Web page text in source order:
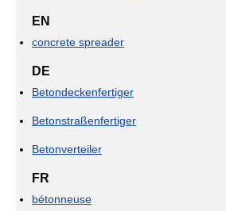
EN
concrete spreader
DE
Betondeckenfertiger
Betonstraßenfertiger
Betonverteiler
FR
bétonneuse